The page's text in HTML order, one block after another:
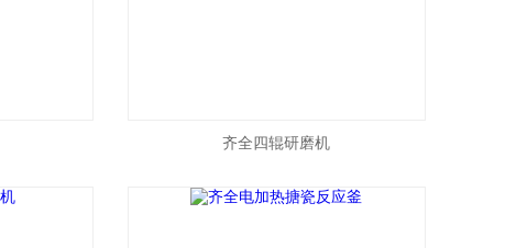
齐全四辊研磨机